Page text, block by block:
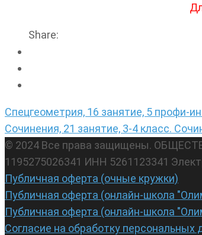
Share:
Навигация
по
записям
Спецгеометрия, 16 занятие, 5 профи-
Сочинения, 21 занятие, 3-4 класс.
© 2024 Все права защищены.
1195275026341 ИНН 5261123341
Публичная оферта (очные кружки)
Публичная оферта (онлайн-школа
Публичная оферта (онлайн-школа
Согласие на обработку персональных